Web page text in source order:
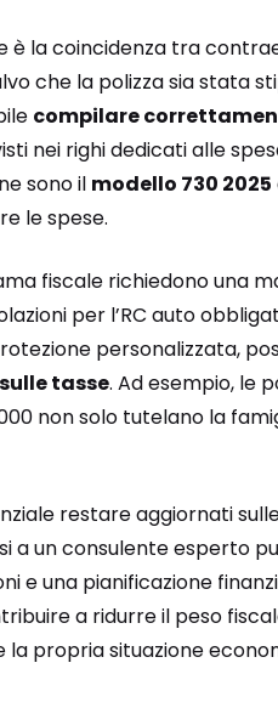
la coincidenza tra
che la polizza sia stata
compilare
nei righi dedicati alle
sono il modello 730 2025
le spese.
fiscale richiedono una
per l’RC auto
personalizzata,
tasse. Ad esempio, le
non solo tutelano la
restare aggiornati
a un consulente esperto
e una pianificazione
a ridurre il peso
propria situazione